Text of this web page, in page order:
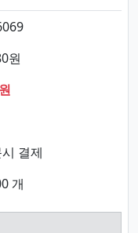
sns 공
원
결제
개